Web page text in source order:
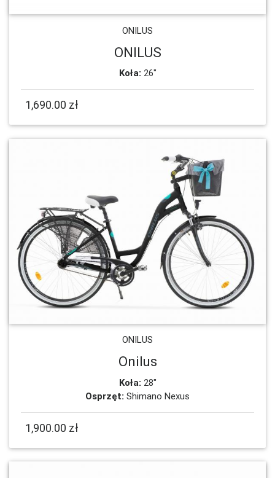
ONILUS
ONILUS
Koła: 26"
1,690.00 zł
ONILUS
Onilus
Koła: 28"
Osprzęt: Shimano Nexus
1,900.00 zł